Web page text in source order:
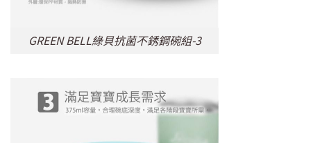
GREEN BELL綠貝抗菌不銹鋼碗組-3